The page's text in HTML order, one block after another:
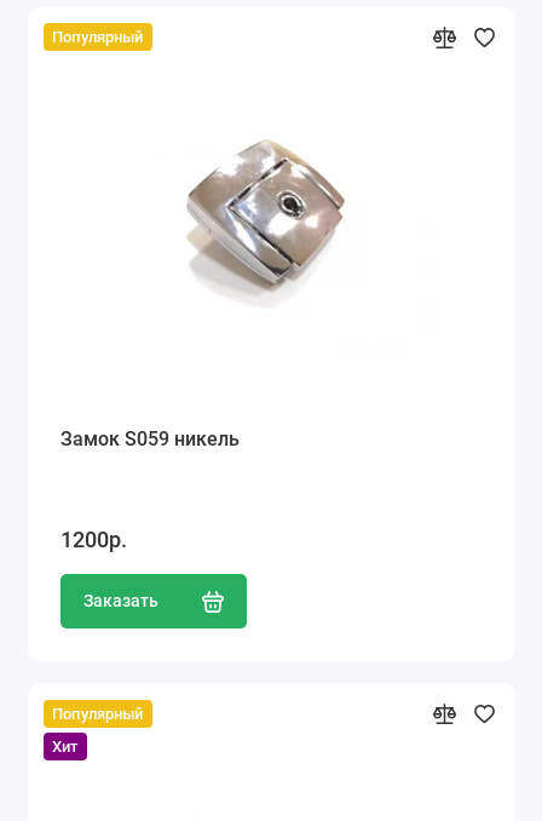
Популярный
Замок S059 никель
1200р.
Заказать
Популярный
Хит